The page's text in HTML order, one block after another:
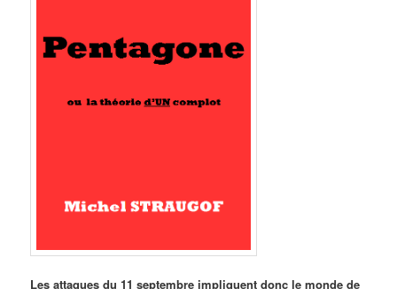
Les attaques du 11 septembre impliquent donc le monde de